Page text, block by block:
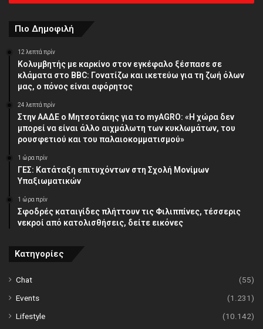
διεύθυνση
Πιο Δημοφιλή
12 λεπτά πρίν
Κολυμβητής με καρκίνο στον εγκέφαλο ξέσπασε σε
κλάματα στο BBC: Γονατίζω και ικετεύω για τη ζωή όλων
μας, ο πόνος είναι αφόρητος
24 λεπτά πρίν
Στην ΑΑΔΕ ο Μητσοτάκης για το myAGRO: «Η χώρα δεν
μπορεί να είναι άλλο αιχμάλωτη των κυκλωμάτων, του
ρουσφετιού και του παλαιοκομματισμού»
1 ώρα πρίν
ΓΕΣ: Κατάταξη επιτυχόντων στη Σχολή Μονίμων
Υπαξιωματικών
1 ώρα πρίν
Σφοδρές καταιγίδες πλήττουν τις Φιλιππίνες, τέσσερις
νεκροί από κατολισθήσεις, δείτε εικόνες
Κατηγορίες
Chat
(55)
Events
(1.231)
Lifestyle
(10.142)